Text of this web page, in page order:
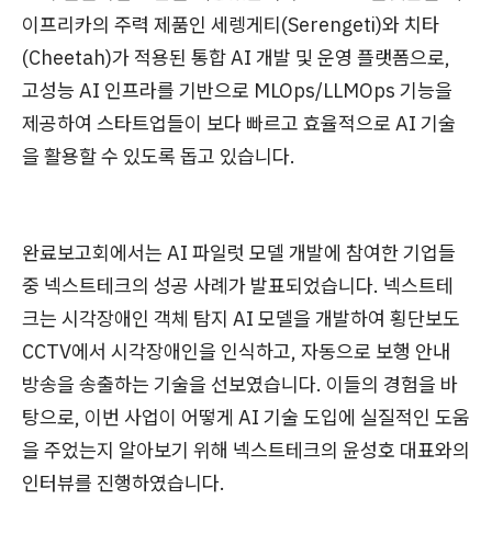
이프리카의 주력 제품인 세렝게티(Serengeti)와 치타
(Cheetah)가 적용된 통합 AI 개발 및 운영 플랫폼으로,
고성능 AI 인프라를 기반으로 MLOps/LLMOps 기능을
제공하여 스타트업들이 보다 빠르고 효율적으로 AI 기술
을 활용할 수 있도록 돕고 있습니다.
완료보고회에서는 AI 파일럿 모델 개발에 참여한 기업들
중 넥스트테크의 성공 사례가 발표되었습니다. 넥스트테
크는 시각장애인 객체 탐지 AI 모델을 개발하여 횡단보도
CCTV에서 시각장애인을 인식하고, 자동으로 보행 안내
방송을 송출하는 기술을 선보였습니다. 이들의 경험을 바
탕으로, 이번 사업이 어떻게 AI 기술 도입에 실질적인 도움
을 주었는지 알아보기 위해 넥스트테크의 윤성호 대표와의
인터뷰를 진행하였습니다.